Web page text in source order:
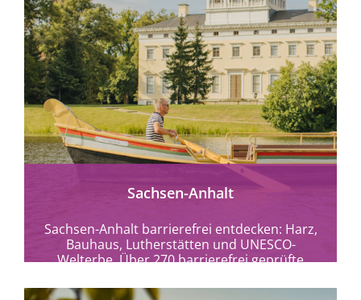
mehr erfahren
Sachsen-Anhalt
Sachsen-Anhalt barrierefrei entdecken: Harz,
Bauhaus, Lutherstätten und UNESCO-
Welterbe. Über 270 barrierefrei geprüfte